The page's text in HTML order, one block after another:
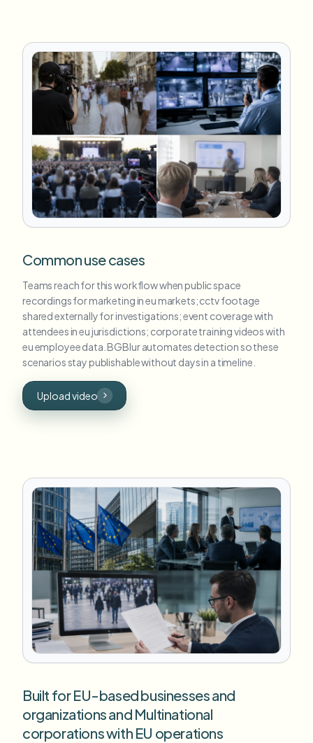
Common use cases
Teams reach for this workflow when public space
recordings for marketing in eu markets; cctv footage
shared externally for investigations; event coverage with
attendees in eu jurisdictions; corporate training videos with
eu employee data. BGBlur automates detection so these
scenarios stay publishable without days in a timeline.
Upload video
Built for EU-based businesses and
organizations and Multinational
corporations with EU operations